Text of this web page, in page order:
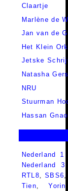
Claartje
Marlène de
Jan van de
Het Klein
Jetske
Natasha
NRU
Stuurman
Hassan
Nederland 1
Nederland
RTL8 ,SBS6
Tien ,Yorin